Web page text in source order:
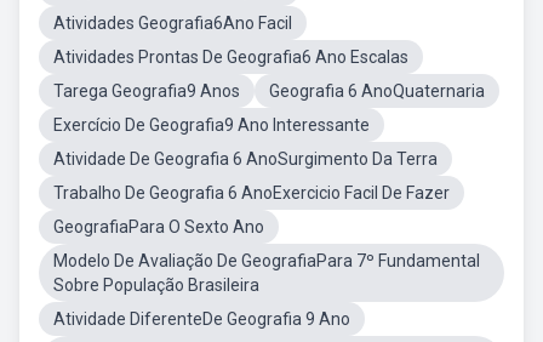
Atividades Geografia6Ano Facil
Atividades Prontas De Geografia6 Ano Escalas
Tarega Geografia9 Anos
Geografia 6 AnoQuaternaria
Exercício De Geografia9 Ano Interessante
Atividade De Geografia 6 AnoSurgimento Da Terra
Trabalho De Geografia 6 AnoExercicio Facil De Fazer
GeografiaPara O Sexto Ano
Modelo De Avaliação De GeografiaPara 7º Fundamental
Sobre População Brasileira
Atividade DiferenteDe Geografia 9 Ano